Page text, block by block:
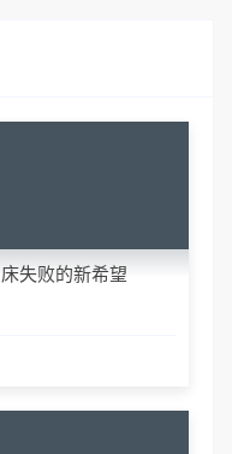
失败的新希望